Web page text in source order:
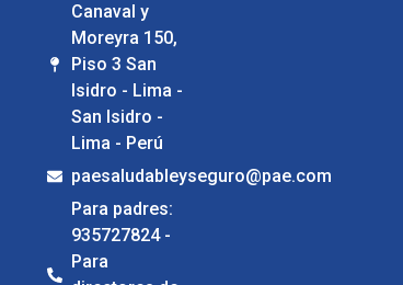
Canaval y
Moreyra 150,
Piso 3 San
Isidro - Lima -
San Isidro -
Lima - Perú
paesaludableyseguro@pae.com
Para padres:
935727824 -
Para